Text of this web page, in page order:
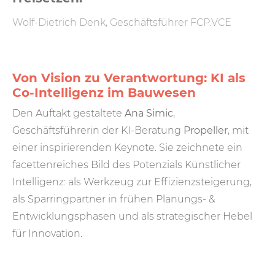
Wolf-Dietrich Denk, Geschäftsführer FCP.VCE
Von Vision zu Verantwortung: KI als
Co-Intelligenz im Bauwesen
Den Auftakt gestaltete Ana Simic,
Geschäftsführerin der KI-Beratung Propeller, mit
einer inspirierenden Keynote. Sie zeichnete ein
facettenreiches Bild des Potenzials Künstlicher
Intelligenz: als Werkzeug zur Effizienzsteigerung,
als Sparringpartner in frühen Planungs- &
Entwicklungsphasen und als strategischer Hebel
für Innovation.